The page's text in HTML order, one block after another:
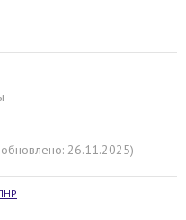
обновлено: 26.11.2025)